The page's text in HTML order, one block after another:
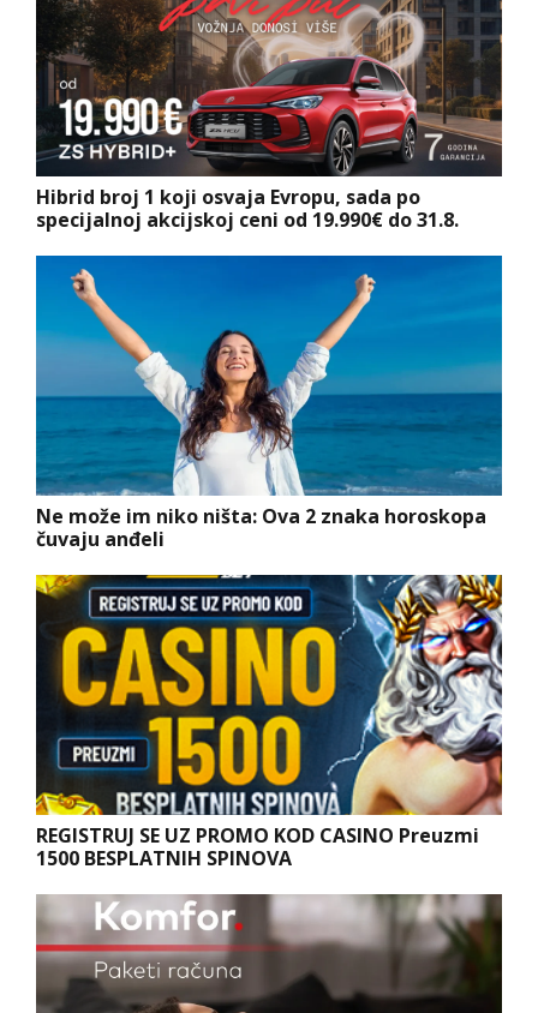
Hibrid broj 1 koji osvaja Evropu, sada po
specijalnoj akcijskoj ceni od 19.990€ do 31.8.
Ne može im niko ništa: Ova 2 znaka horoskopa
čuvaju anđeli
REGISTRUJ SE UZ PROMO KOD CASINO Preuzmi
1500 BESPLATNIH SPINOVA